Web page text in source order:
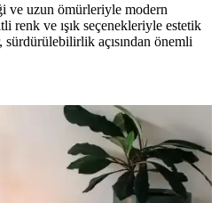
ve uzun ömürleriyle modern
renk ve ışık seçenekleriyle estetik
açısından önemli